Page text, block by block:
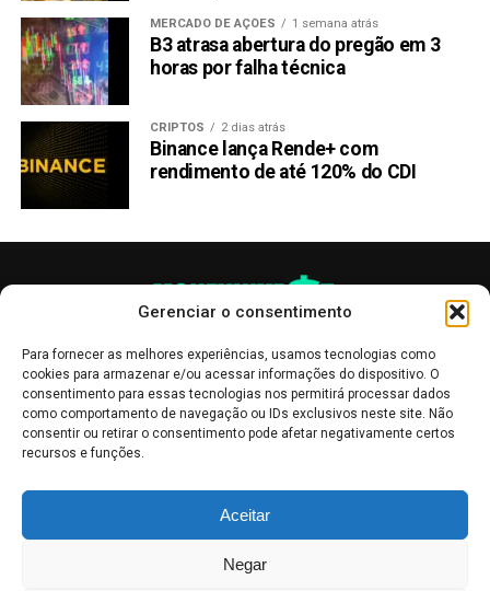
Gerenciar o consentimento
Para fornecer as melhores experiências, usamos tecnologias como
cookies para armazenar e/ou acessar informações do dispositivo. O
consentimento para essas tecnologias nos permitirá processar dados
como comportamento de navegação ou IDs exclusivos neste site. Não
consentir ou retirar o consentimento pode afetar negativamente certos
recursos e funções.
Aceitar
Negar
MERCADO DE AÇÕES 1 semana atrás
B3 atrasa abertura do pregão em 3
horas por falha técnica
CRIPTOS 2 dias atrás
Binance lança Rende+ com
rendimento de até 120% do CDI
informativo, servindo como boletins de divulgação, e não devem ser
interpretadas como recomendações de investimento.Leia mais
Bolsa de Valores